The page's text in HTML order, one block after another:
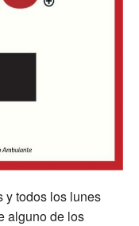
y todos los lunes
alguno de los